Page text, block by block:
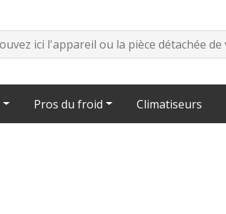
Pros du froid Climatiseurs